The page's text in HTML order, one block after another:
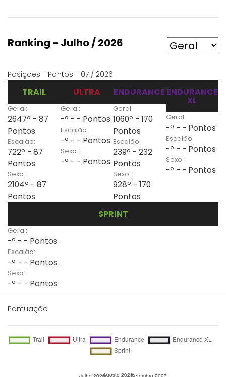
Ranking - Julho / 2026
Posições - Pontos - 07 / 2026
TRAIL
Geral:
2647º - 87
Pontos
Escalão:
722º - 87
Pontos
Sexo:
2104º - 87
Pontos
ULTRA
Geral:
-º - - Pontos
Escalão:
-º - - Pontos
Sexo:
-º - - Pontos
ENDURANCE
Geral:
1060º - 170
Pontos
Escalão:
239º - 232
Pontos
Sexo:
928º - 170
Pontos
ENDURANCE
XL
Geral:
-º - - Pontos
Escalão:
-º - - Pontos
Sexo:
-º - - Pontos
SPRINT
Geral:
-º - - Pontos
Escalão:
-º - - Pontos
Sexo:
-º - - Pontos
Pontuação